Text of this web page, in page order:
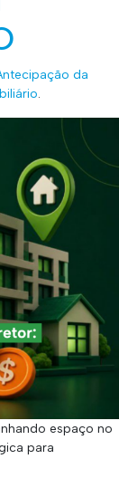
da
.
espaço no
para